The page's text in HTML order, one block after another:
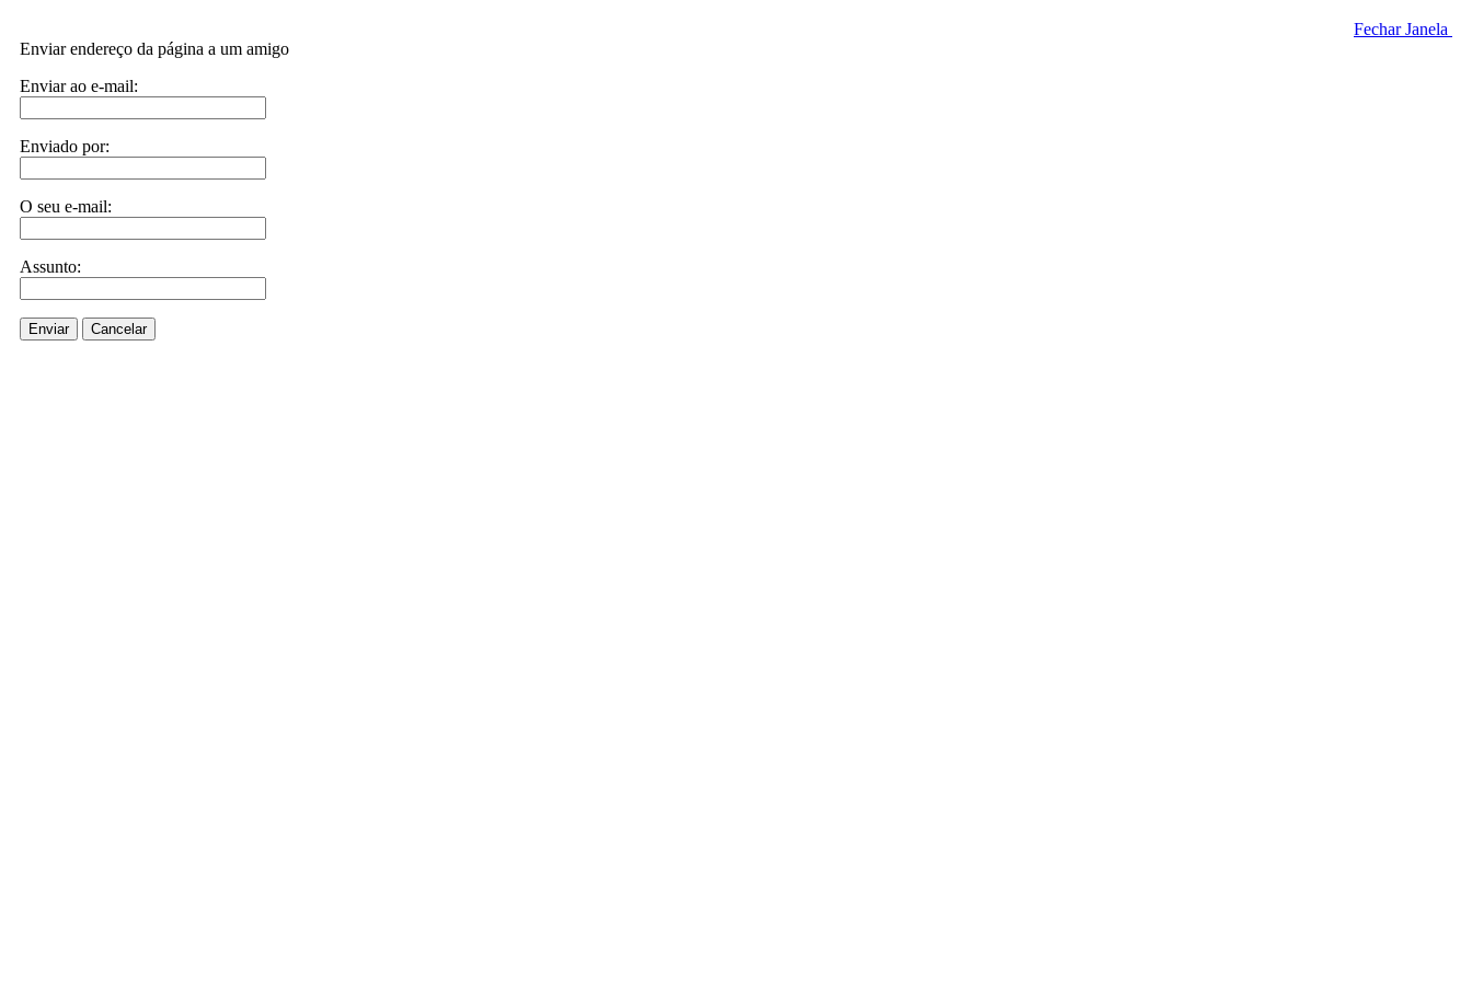
Fechar Janela
Enviar endereço da página a um amigo
Enviar ao e-mail:
Enviado por:
O seu e-mail:
Assunto:
Enviar Cancelar